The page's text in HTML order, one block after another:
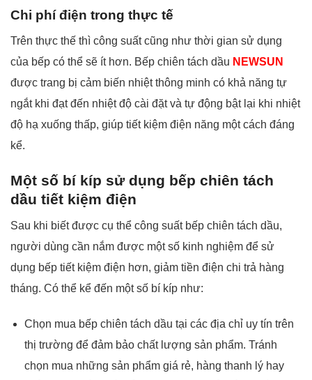
Chi phí điện trong thực tế
Trên thực thế thì công suất cũng như thời gian sử dụng
của bếp có thể sẽ ít hơn. Bếp chiên tách dầu NEWSUN
được trang bị cảm biến nhiệt thông minh có khả năng tự
ngắt khi đạt đến nhiệt độ cài đặt và tự động bật lại khi nhiệt
độ hạ xuống thấp, giúp tiết kiệm điện năng một cách đáng
kể.
Một số bí kíp sử dụng bếp chiên tách
dầu tiết kiệm điện
Sau khi biết được cụ thể công suất bếp chiên tách dầu,
người dùng cần nắm được một số kinh nghiệm để sử
dụng bếp tiết kiệm điện hơn, giảm tiền điện chi trả hàng
tháng. Có thể kể đến một số bí kíp như:
Chọn mua bếp chiên tách dầu tại các địa chỉ uy tín trên
thị trường để đảm bảo chất lượng sản phẩm. Tránh
chọn mua những sản phẩm giá rẻ, hàng thanh lý hay